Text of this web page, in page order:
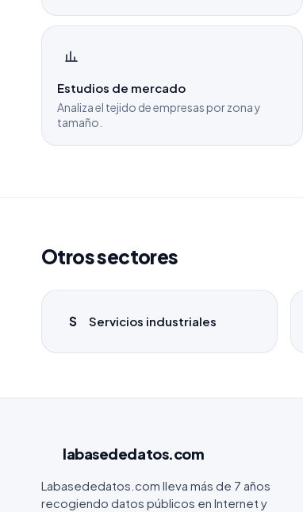
Estudios de mercado
Analiza el tejido de empresas por zona y
tamaño.
Otros sectores
S Servicios industriales
labasededatos.com
Labasededatos.com lleva más de 7 años
recogiendo datos públicos en Internet y